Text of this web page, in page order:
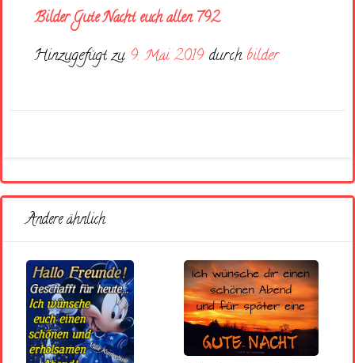
Bilder Gute Nacht euch allen 792
Hinzugefügt zu 9. Mai 2019 durch bilder
Andere ähnlich